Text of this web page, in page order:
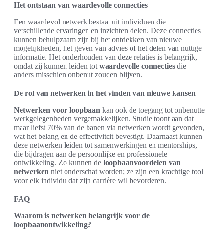
Het ontstaan van waardevolle connecties
Een waardevol netwerk bestaat uit individuen die
verschillende ervaringen en inzichten delen. Deze connecties
kunnen behulpzaam zijn bij het ontdekken van nieuwe
mogelijkheden, het geven van advies of het delen van nuttige
informatie. Het onderhouden van deze relaties is belangrijk,
omdat zij kunnen leiden tot waardevolle connecties die
anders misschien onbenut zouden blijven.
De rol van netwerken in het vinden van nieuwe kansen
Netwerken voor loopbaan kan ook de toegang tot onbenutte
werkgelegenheden vergemakkelijken. Studie toont aan dat
maar liefst 70% van de banen via netwerken wordt gevonden,
wat het belang en de effectiviteit bevestigt. Daarnaast kunnen
deze netwerken leiden tot samenwerkingen en mentorships,
die bijdragen aan de persoonlijke en professionele
ontwikkeling. Zo kunnen de loopbaanvoordelen van
netwerken niet onderschat worden; ze zijn een krachtige tool
voor elk individu dat zijn carrière wil bevorderen.
FAQ
Waarom is netwerken belangrijk voor de
loopbaanontwikkeling?